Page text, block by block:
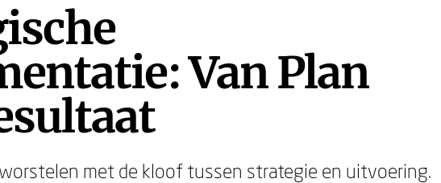
Van Plan
met de kloof tussen strategie en uitvoering.